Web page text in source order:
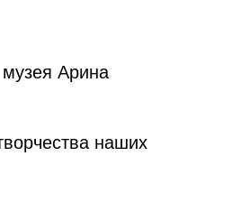
музея Арина
наших